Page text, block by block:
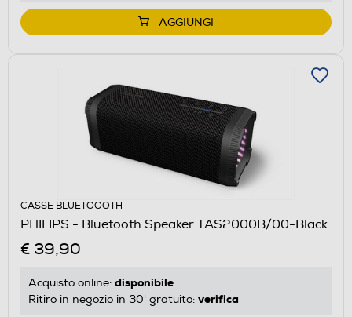
AGGIUNGI
CASSE BLUETOOOTH
PHILIPS - Bluetooth Speaker TAS2000B/00-Black
€ 39,90
Acquisto online: disponibile
Ritiro in negozio in 30' gratuito: verifica